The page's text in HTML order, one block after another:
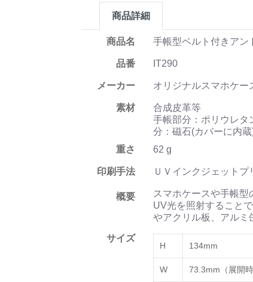
商品詳細
商品名 手帳型ベルト付きアン
品番 IT290
メーカー オリジナルスマホケー
素材
合成皮革等
手帳部分：ポリウレタ
分：磁石(カバーに内
重さ
62 g
印刷手法 ＵＶインクジェットプ
概要
スマホケースや手帳型
UV光を照射すること
やアクリル板、アルミ
サイズ
H 134mm
W 73.3mm（展開